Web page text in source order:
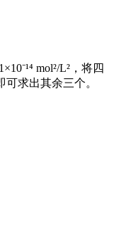
mol²/L²，将四
求出其余三个。